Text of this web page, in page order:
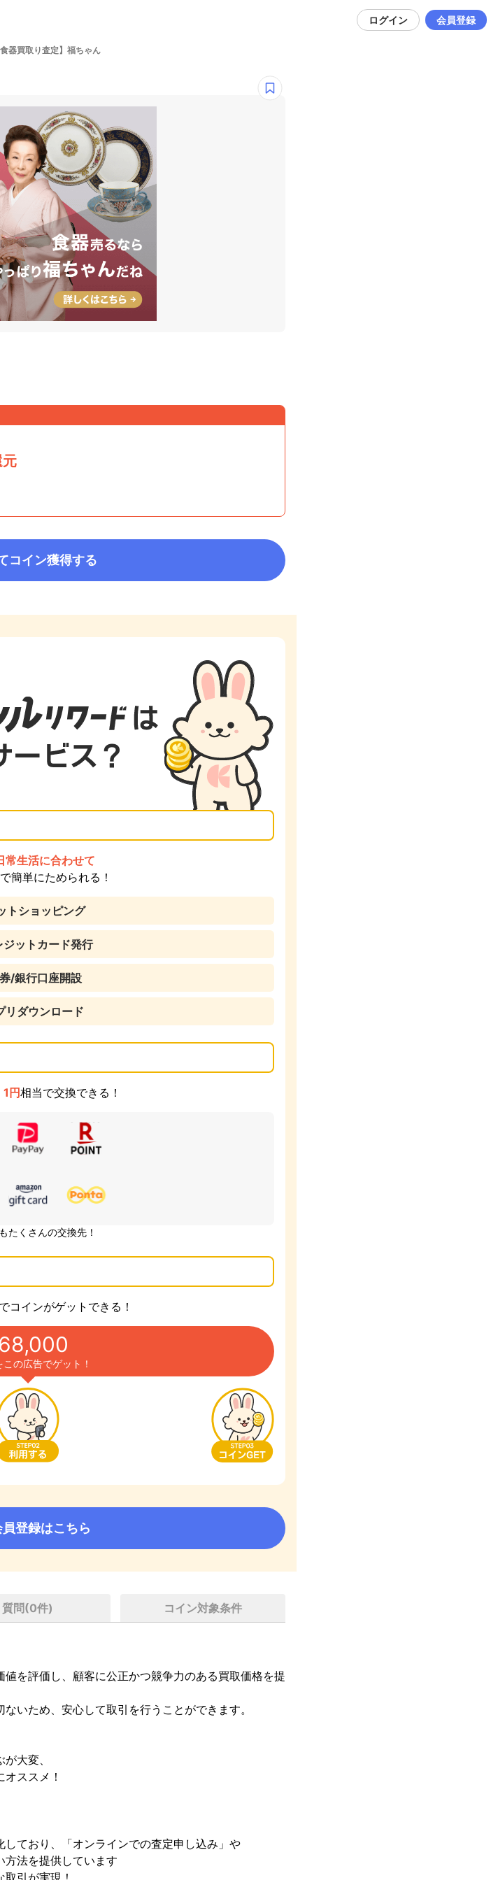
ログイン 会員登録
食器買取り査定】福ちゃん
元
コイン獲得する
常生活に合わせて
簡単にためられる！
トショッピング
ジットカード発行
/銀行口座開設
リダウンロード
円相当で交換できる！
たくさんの交換先！
コインがゲットできる！
この広告でゲット！
登録はこちら
質問(0件) コイン対象条件
を評価し、顧客に公正かつ競争力のある買取価格を提
いため、安心して取引を行うことができます。
大変、
ススメ！
ており、「オンラインでの査定申し込み」や
方法を提供しています
引が実現！